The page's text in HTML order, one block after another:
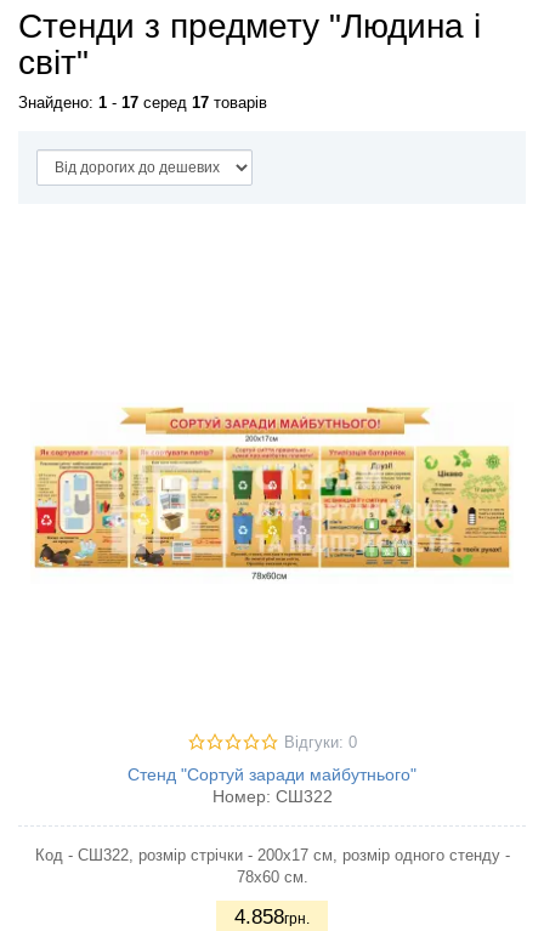
Стенди з предмету "Людина і
світ"
Знайдено: 1 - 17 серед 17 товарів
Відгуки: 0
Стенд "Сортуй заради майбутнього"
Номер: СШ322
Код - СШ322, розмір стрічки - 200х17 см, розмір одного стенду -
78х60 см.
4.858грн.